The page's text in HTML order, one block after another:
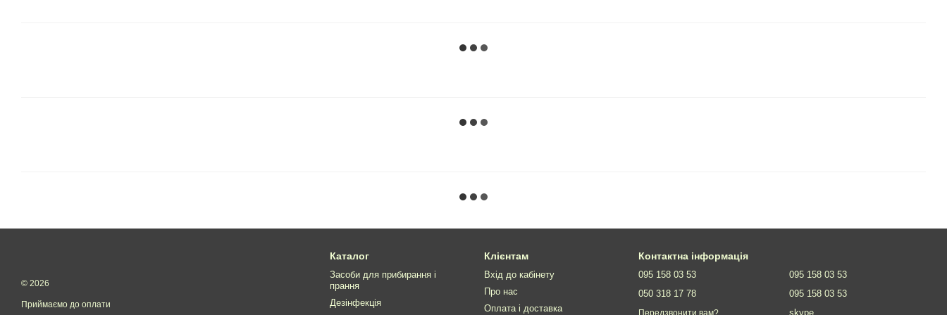
© 2026
Приймаємо до оплати
Каталог
Засоби для прибирання і
прання
Дезінфекція
Клієнтам
Вхід до кабінету
Про нас
Оплата і доставка
Контактна інформація
095 158 03 53
050 318 17 78
Передзвонити вам?
095 158 03 53
095 158 03 53
skype